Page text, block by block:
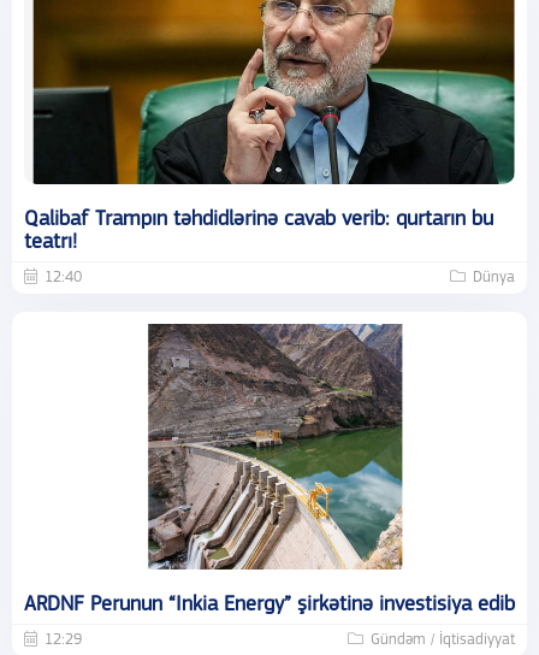
Qalibaf Trampın təhdidlərinə cavab verib: qurtarın bu
teatrı!
12:40 Dünya
ARDNF Perunun “Inkia Energy” şirkətinə investisiya edib
12:29 Gündəm / İqtisadiyyat